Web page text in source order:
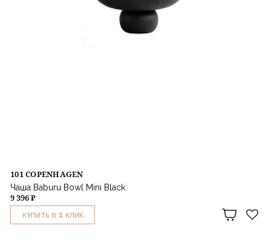
101 COPENHAGEN
Чаша Baburu Bowl Mini Black
9 396 ₽
КУПИТЬ В 1 КЛИК